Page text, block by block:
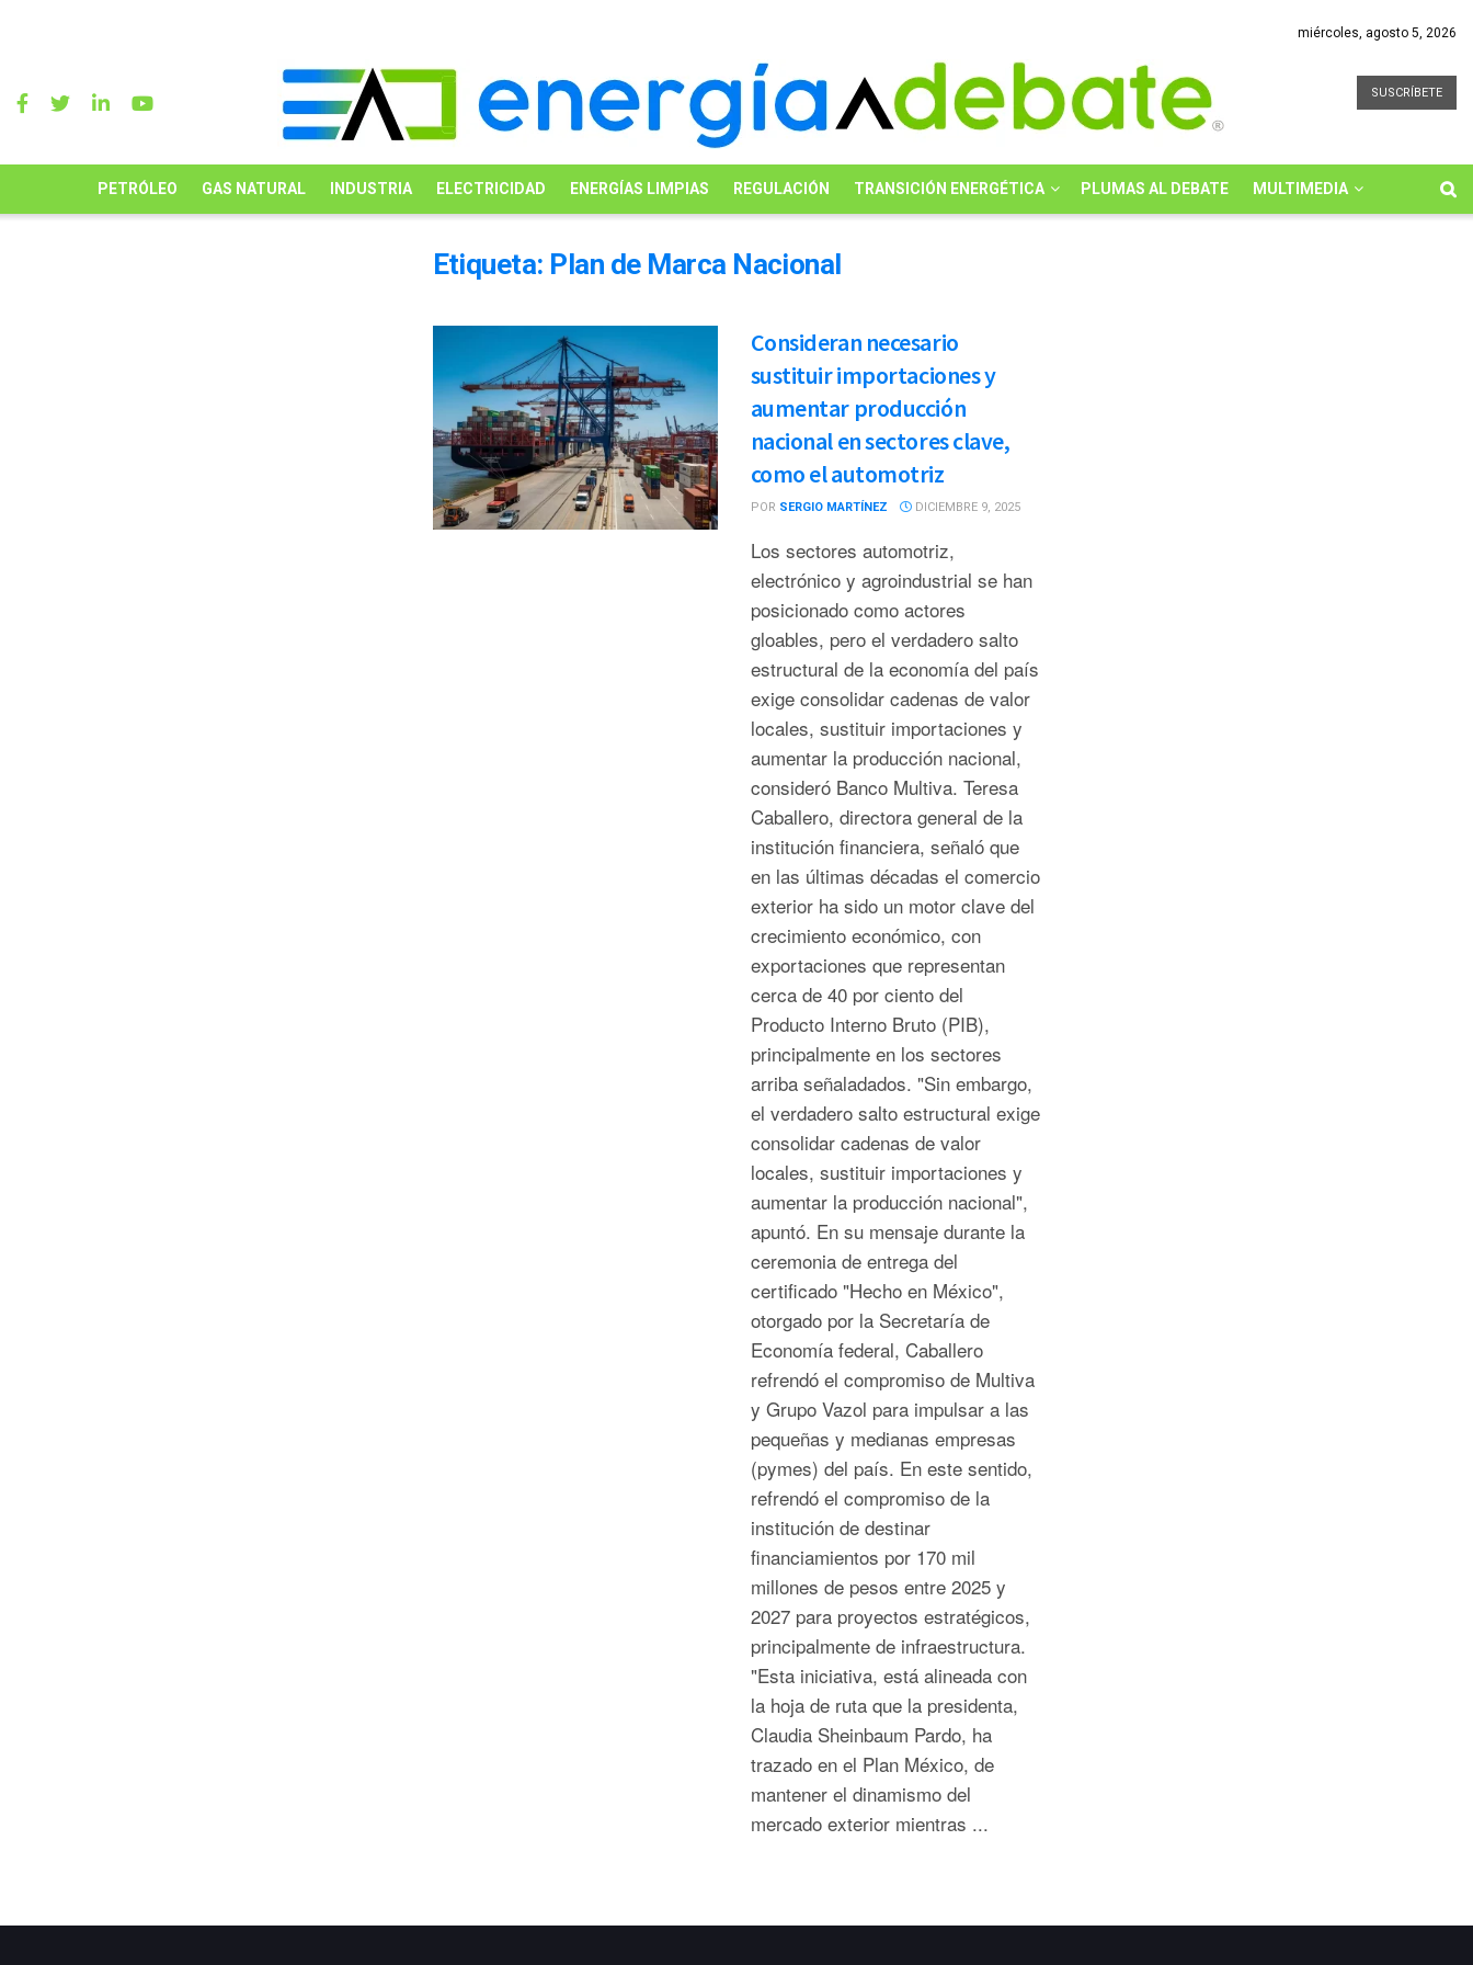
miércoles, agosto 5, 2026
SUSCRÍBETE
PETRÓLEO GAS NATURAL INDUSTRIA ELECTRICIDAD ENERGÍAS LIMPIAS REGULACIÓN TRANSICIÓN ENERGÉTICA PLUMAS AL DEBATE MULTIMEDIA
Etiqueta: Plan de Marca Nacional
Consideran necesario
sustituir importaciones y
aumentar producción
nacional en sectores clave,
como el automotriz
POR SERGIO MARTÍNEZ DICIEMBRE 9, 2025
Los sectores automotriz,
electrónico y agroindustrial se han
posicionado como actores
gloables, pero el verdadero salto
estructural de la economía del país
exige consolidar cadenas de valor
locales, sustituir importaciones y
aumentar la producción nacional,
consideró Banco Multiva. Teresa
Caballero, directora general de la
institución financiera, señaló que
en las últimas décadas el comercio
exterior ha sido un motor clave del
crecimiento económico, con
exportaciones que representan
cerca de 40 por ciento del
Producto Interno Bruto (PIB),
principalmente en los sectores
arriba señaladados. "Sin embargo,
el verdadero salto estructural exige
consolidar cadenas de valor
locales, sustituir importaciones y
aumentar la producción nacional",
apuntó. En su mensaje durante la
ceremonia de entrega del
certificado "Hecho en México",
otorgado por la Secretaría de
Economía federal, Caballero
refrendó el compromiso de Multiva
y Grupo Vazol para impulsar a las
pequeñas y medianas empresas
(pymes) del país. En este sentido,
refrendó el compromiso de la
institución de destinar
financiamientos por 170 mil
millones de pesos entre 2025 y
2027 para proyectos estratégicos,
principalmente de infraestructura.
"Esta iniciativa, está alineada con
la hoja de ruta que la presidenta,
Claudia Sheinbaum Pardo, ha
trazado en el Plan México, de
mantener el dinamismo del
mercado exterior mientras ...